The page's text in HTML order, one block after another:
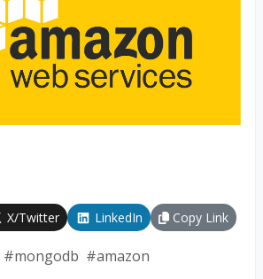
X/Twitter LinkedIn Copy Link
#mongodb #amazon